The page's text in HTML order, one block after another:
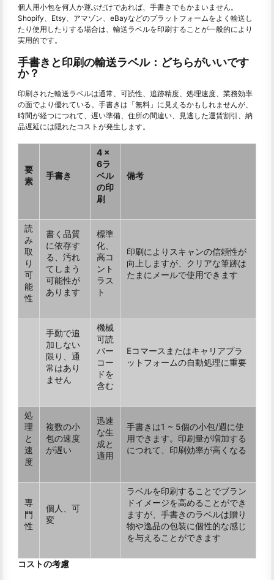
個人用小包を何人か運ぶだけであれば、手書きでもかまいません。
Shopify、Etsy、アマゾン、eBayなどのプラットフォームをよく輸送し
たり使用したりする場合は、輸送ラベルを印刷することが一般的により
実用的です。
手書きと印刷の輸送ラベル：どちらがいいです
か？
印刷された輸送ラベルは通常、可読性、追跡精度、処理速度、業務効率
の面でより優れている。手書きは「無料」に見えるかもしれませんが、
時間が経つにつれて、遅い準備、住所の間違い、見逃した運賃割引、納
品遅延には隠れたコストが発生します。
要
素
手書き
4 x
6ラ
ベル
の印
刷
備考
読
み
取
り
可
能
性
書く品質
に依存す
る、汚れ
てしまう
可能性が
あります
標準
化、
高コ
ント
ラス
ト
印刷によりスキャンの信頼性が
向上しますが、クリアな筆跡は
たまにメールで使用できます
手動で追
加しない
限り、通
常はあり
ません
機械
可読
バー
コー
ドを
含む
Eコマースまたはキャリアプラ
ットフォームの自動処理に重要
処
理
と
速
度
複数の小
包の速度
が遅い
迅速
な生
成と
適用
手書きは1 ~ 5個の小包/週に使
用できます。印刷量が増加する
につれて、印刷効率が高くなる
専
門
性
個人、可
変
ラベルを印刷することでブラン
ドイメージを高めることができ
ますが、手書きのラベルは贈り
物や逸品の包装に個性的な感じ
を与えることができます
コストの考慮